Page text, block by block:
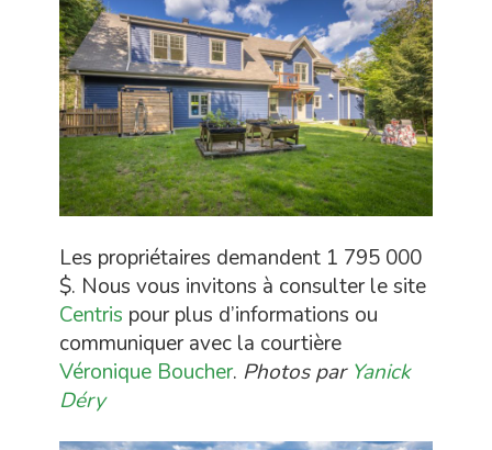
Les propriétaires demandent 1 795 000
$. Nous vous invitons à consulter le site
Centris pour plus d’informations ou
communiquer avec la courtière
Véronique Boucher. Photos par Yanick
Déry